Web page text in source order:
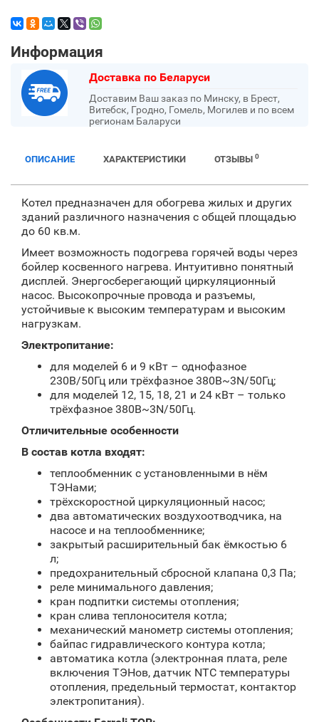
Информация
Доставка по Беларуси
Доставим Ваш заказ по Минску, в Брест,
Витебск, Гродно, Гомель, Могилев и по всем
регионам Баларуси
ОПИСАНИЕ ХАРАКТЕРИСТИКИ ОТЗЫВЫ 0
Котел предназначен для обогрева жилых и других
зданий различного назначения с общей площадью
до 60 кв.м.
Имеет возможность подогрева горячей воды через
бойлер косвенного нагрева. Интуитивно понятный
дисплей. Энергосберегающий циркуляционный
насос. Высокопрочные провода и разъемы,
устойчивые к высоким температурам и высоким
нагрузкам.
Электропитание:
для моделей 6 и 9 кВт – однофазное
230В/50Гц или трёхфазное 380В~3N/50Гц;
для моделей 12, 15, 18, 21 и 24 кВт – только
трёхфазное 380В~3N/50Гц.
Отличительные особенности
В состав котла входят:
теплообменник с установленными в нём
ТЭНами;
трёхскоростной циркуляционный насос;
два автоматических воздухоотводчика, на
насосе и на теплообменнике;
закрытый расширительный бак ёмкостью 6
л;
предохранительный сбросной клапана 0,3 Па;
реле минимального давления;
кран подпитки системы отопления;
кран слива теплоносителя котла;
механический манометр системы отопления;
байпас гидравлического контура котла;
автоматика котла (электронная плата, реле
включения ТЭНов, датчик NTC температуры
отопления, предельный термостат, контактор
электропитания).